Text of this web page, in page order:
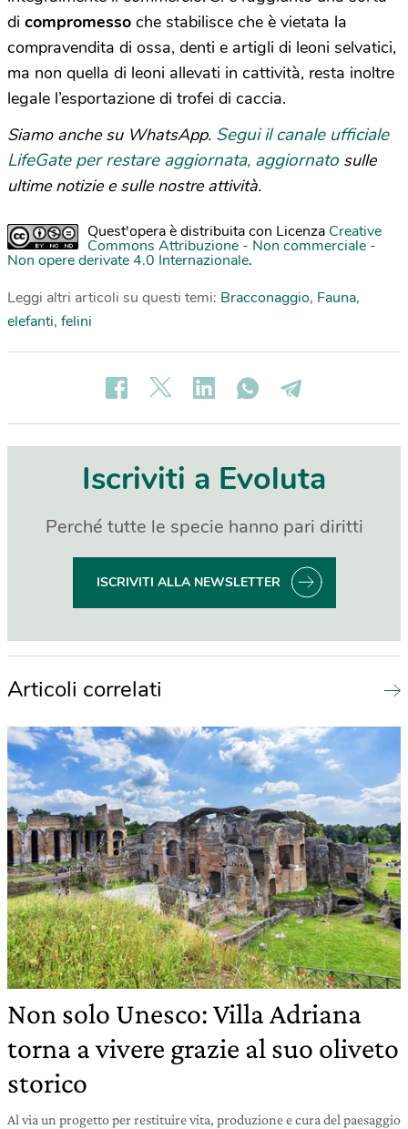
di compromesso che stabilisce che è vietata la
compravendita di ossa, denti e artigli di leoni selvatici,
ma non quella di leoni allevati in cattività, resta inoltre
legale l’esportazione di trofei di caccia.
Siamo anche su WhatsApp. Segui il canale ufficiale
LifeGate per restare aggiornata, aggiornato sulle
ultime notizie e sulle nostre attività.
Quest'opera è distribuita con Licenza Creative
Commons Attribuzione - Non commerciale -
Non opere derivate 4.0 Internazionale.
Leggi altri articoli su questi temi: Bracconaggio, Fauna,
elefanti, felini
Iscriviti a Evoluta
Perché tutte le specie hanno pari diritti
ISCRIVITI ALLA NEWSLETTER
Articoli correlati
Non solo Unesco: Villa Adriana
torna a vivere grazie al suo oliveto
storico
Al via un progetto per restituire vita, produzione e cura del paesaggio